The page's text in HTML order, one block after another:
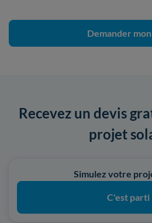
Demander
Recevez un devis
projet
Simulez votre
C'est parti